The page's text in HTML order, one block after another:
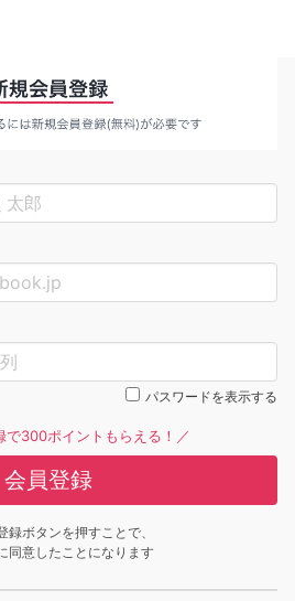
パスワードを表示する
で300ポイントもらえる！／
会員登録
録ボタンを押すことで、
同意したことになります